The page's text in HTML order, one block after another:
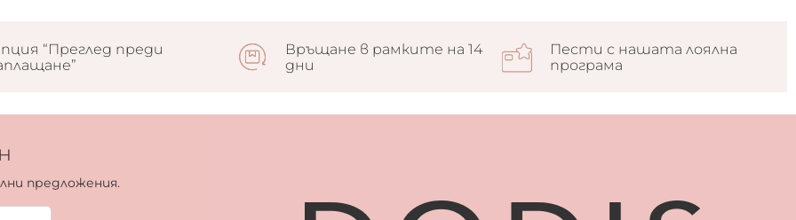
“Преглед преди
Връщане в рамките на 14
дни
Пести с нашата лоялна
програма
предложения.